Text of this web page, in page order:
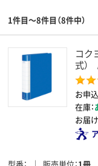
1件目～8件目（8件中）
コク
式
お申
在庫：
お届け